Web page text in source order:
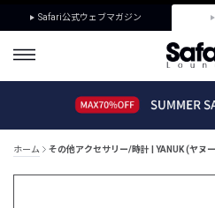
Safari公式ウェブマガジン
ホーム その他アクセサリー/時計 | YANUK (ヤヌ